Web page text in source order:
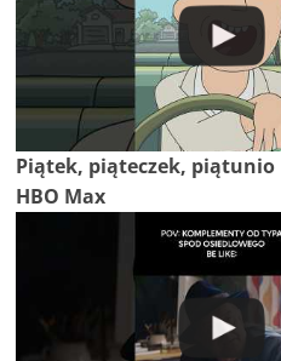
Piątek, piąteczek,
HBO Max